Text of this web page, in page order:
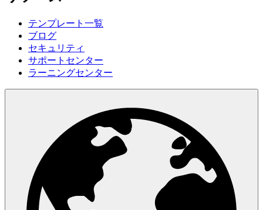
テンプレート一覧
ブログ
セキュリティ
サポートセンター
ラーニングセンター